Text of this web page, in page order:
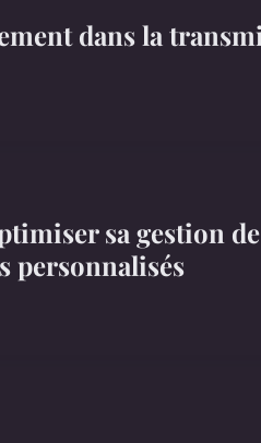
dans la
sa gestion
personnalisés